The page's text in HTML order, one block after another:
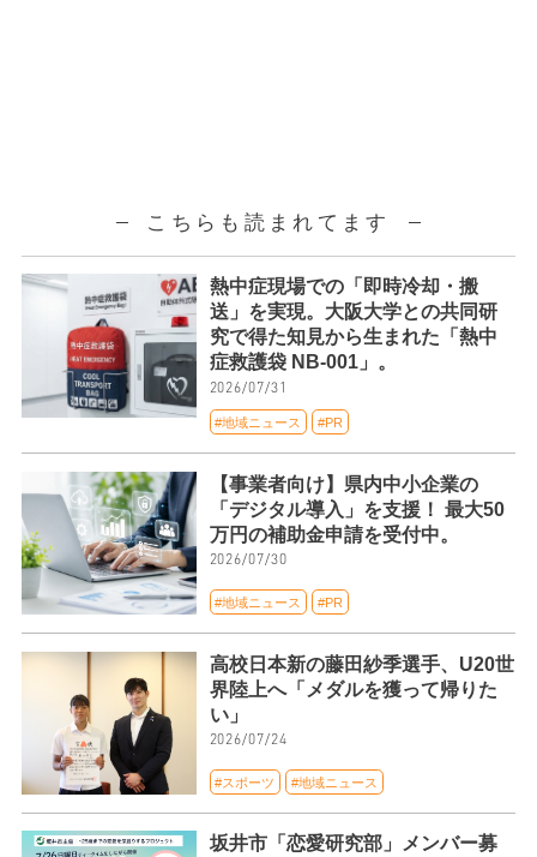
こちらも読まれてます
熱中症現場での「即時冷却・搬
送」を実現。大阪大学との共同研
究で得た知見から生まれた「熱中
症救護袋 NB-001」。
2026/07/31
#地域ニュース #PR
【事業者向け】県内中小企業の
「デジタル導入」を支援！ 最大50
万円の補助金申請を受付中。
2026/07/30
#地域ニュース #PR
高校日本新の藤田紗季選手、U20世
界陸上へ「メダルを獲って帰りた
い」
2026/07/24
#スポーツ #地域ニュース
坂井市「恋愛研究部」メンバー募